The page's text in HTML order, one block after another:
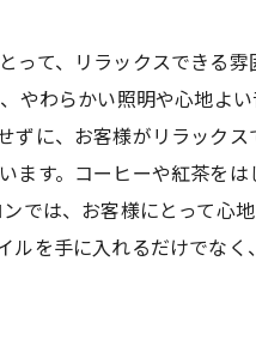
て、リラックスできる
やわらかい照明や心地よ
に、お客様がリラック
ます。コーヒーや紅茶を
では、お客様にとって心
を手に入れるだけでな